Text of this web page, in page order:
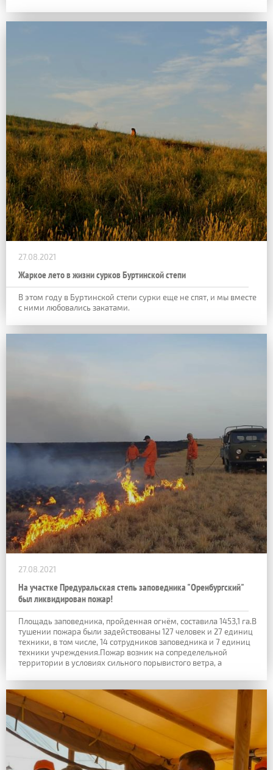
27.08.2021
Жаркое лето в жизни сурков Буртинской степи
В этом году в Буртинской степи сурки еще не спят, и мы вместе
с ними любовались закатами.
27.08.2021
На участке Предуральская степь заповедника "Оренбургский"
был ликвидирован пожар!
Площадь заповедника, пройденная огнём, составила 1453,1 га.В
тушении пожара были задействованы 127 человек и 27 единиц
техники, в том числе, 14 сотрудников заповедника и 7 единиц
техники учреждения.Пожар возник на сопределельной
территории в условиях сильного порывистого ветра, а